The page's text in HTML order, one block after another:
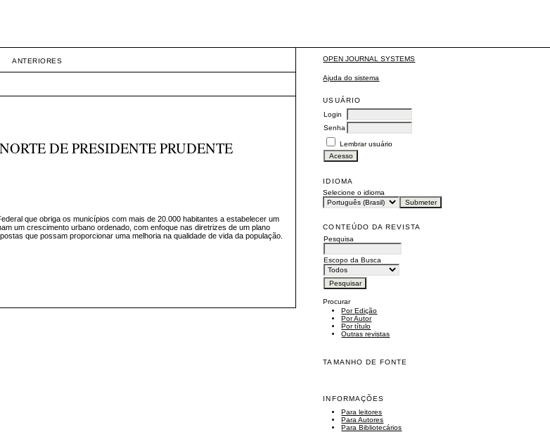
OPEN JOURNAL SYSTEMS
Ajuda do sistema
USUÁRIO
Login
Senha
Lembrar usuário
IDIOMA
Selecione o idioma
CONTEÚDO DA REVISTA
Pesquisa
Escopo da Busca
Procurar
Por Edição
Por Autor
Por título
Outras revistas
TAMANHO DE FONTE
INFORMAÇÕES
Para leitores
Para Autores
Para Bibliotecários
ANTERIORES
DE PRESIDENTE PRUDENTE
que obriga os municípios com mais de 20.000 habitantes a estabelecer um
um crescimento urbano ordenado, com enfoque nas diretrizes de um plano
que possam proporcionar uma melhoria na qualidade de vida da população.